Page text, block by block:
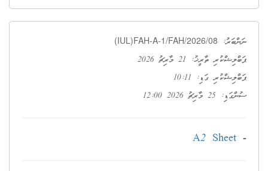
ނަންބަރު: (IUL)FAH-A-1/FAH/2026/08
ޕަބްލިޝްކުރި ތާރީޚު: 21 މާރިޗު 2026
ޕަބްލިޝްކުރި ގަޑި: 10:11
ސުންގަޑި: 25 މާރިޗު 2026 12:00
-
A2 Sheet